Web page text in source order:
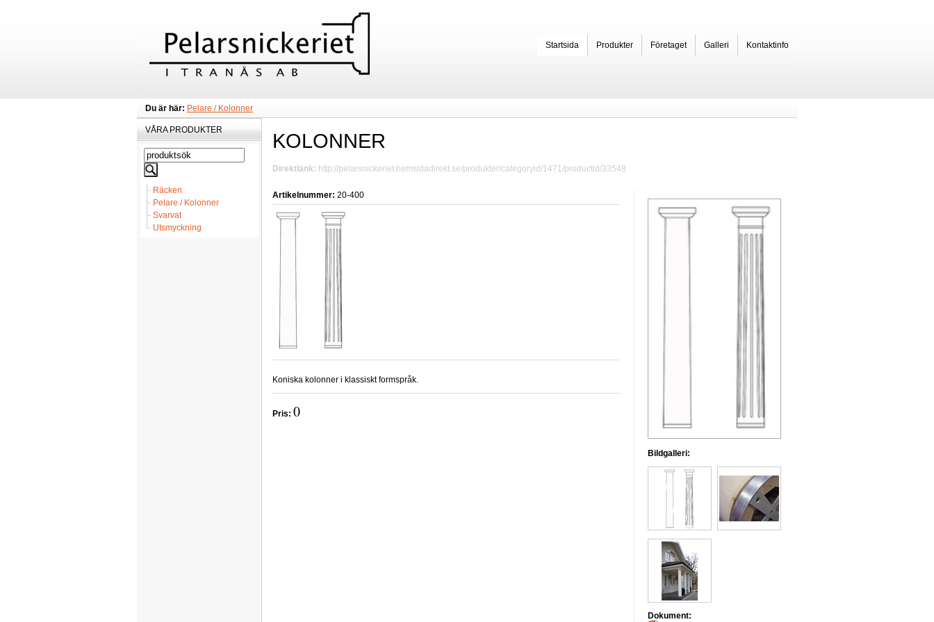
Startsida Produkter Företaget Galleri Kontaktinfo
Du är här: Pelare / Kolonner
VÅRA PRODUKTER
Räcken
Pelare / Kolonner
Svarvat
Utsmyckning
KOLONNER
Direktlänk: http://pelarsnickeriet.hemsidadirekt.se/produkter/categoryid/1471/productid/33548
Bildgalleri:
Dokument:
Artikelnummer: 20-400
Koniska kolonner i klassiskt formspråk.
Pris: 0